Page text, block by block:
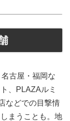
古屋・福岡な
、PLAZAルミ
などでの目撃情
まうことも。地